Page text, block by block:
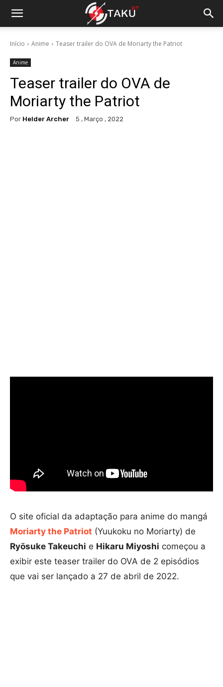
Início Anime Teaser trailer do OVA de Moriarty the Patriot
Anime
Teaser trailer do OVA de
Moriarty the Patriot
Por Helder Archer 5 , Março , 2022
O site oficial da adaptação para anime do mangá
Moriarty the Patriot (Yuukoku no Moriarty) de
Ryōsuke Takeuchi e Hikaru Miyoshi começou a
exibir este teaser trailer do OVA de 2 episódios
que vai ser lançado a 27 de abril de 2022.